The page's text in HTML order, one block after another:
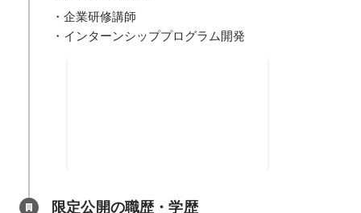
・企業研修講師
・インターンシッププログラム開発
限定公開の職歴・学歴